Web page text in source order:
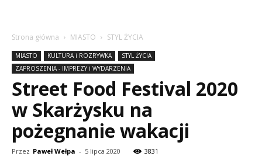
Strona główna MIASTO STYL ŻYCIA
MIASTO KULTURA i ROZRYWKA
STYL ŻYCIA
ZAPROSZENIA - IMPREZY i WYDARZENIA
Street Food Festival 2020
w Skarżysku na
pożegnanie wakacji
Przez Paweł Wełpa - 5 lipca 2020 3831